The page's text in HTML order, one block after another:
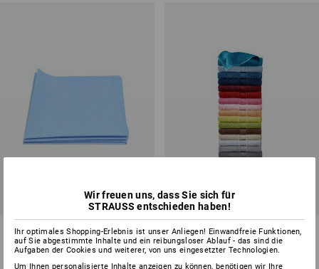
Microfasertücher Professional,
5er Pack
4 Farben
Gästehandtuch Premium 5er
Pack
17 Farben
Wir freuen uns, dass Sie sich für
STRAUSS entschieden haben!
Ihr optimales Shopping-Erlebnis ist unser Anliegen! Einwandfreie Funktionen,
auf Sie abgestimmte Inhalte und ein reibungsloser Ablauf - das sind die
Aufgaben der Cookies und weiterer, von uns eingesetzter Technologien.
Um Ihnen personalisierte Inhalte anzeigen zu können, benötigen wir Ihre